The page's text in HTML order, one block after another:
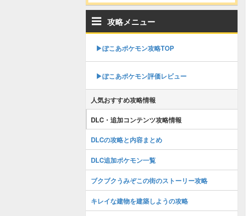
攻略メニュー
▶︎ぽこあポケモン攻略TOP
▶︎ぽこあポケモン評価レビュー
人気おすすめ攻略情報
DLC・追加コンテンツ攻略情報
DLCの攻略と内容まとめ
DLC追加ポケモン一覧
ブクブクうみぞこの街のストーリー攻略
キレイな建物を建築しようの攻略